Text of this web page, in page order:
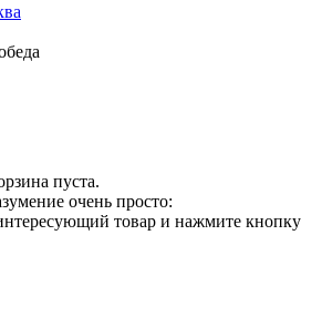
пуста.
очень просто:
товар и нажмите кнопку